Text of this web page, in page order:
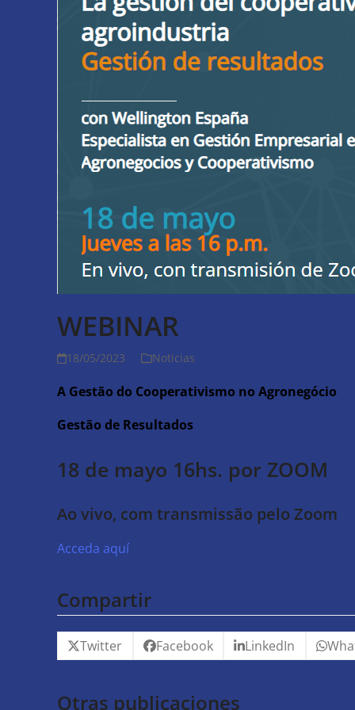
WEBINAR
18/05/2023 Noticias
A Gestão do Cooperativismo no Agronegócio
Gestão de Resultados
18 de mayo 16hs. por ZOOM
Ao vivo, com transmissão pelo Zoom
Acceda aquí
Compartir
Twitter Facebook LinkedIn
Otras publicaciones